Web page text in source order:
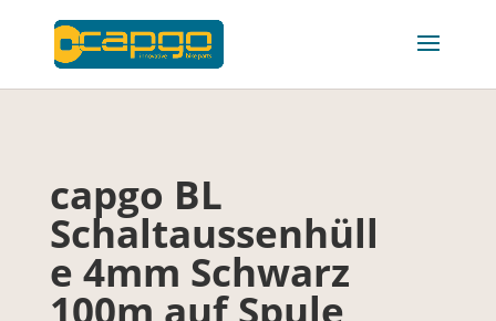
capgo BL
Schaltaussenhüll
e 4mm Schwarz
100m auf Spule